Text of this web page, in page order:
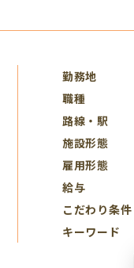
勤務地
職種
路線・駅
施設形態
雇用形態
給与
こだわり条件
キーワード